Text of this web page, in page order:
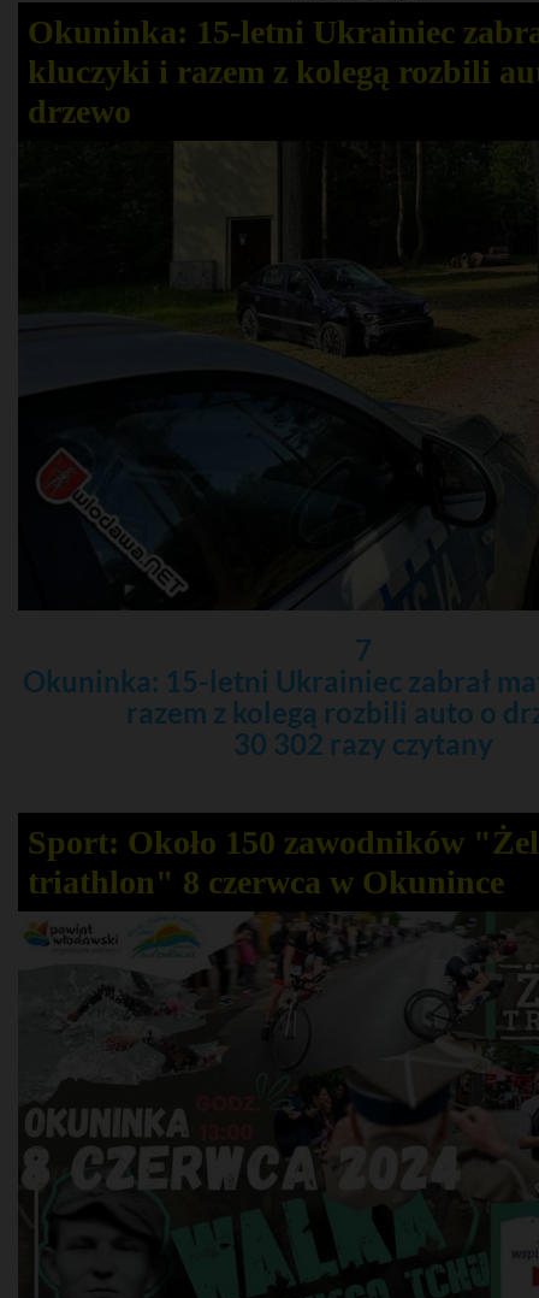
Okuninka: 15-letni Ukrainiec
kluczyki i razem z kolegą rozbili
drzewo
7
Okuninka: 15-letni Ukrainiec zabrał
razem z kolegą rozbili auto o
30 302 razy czytany
Sport: Około 150 zawodników
triathlon" 8 czerwca w Okunince